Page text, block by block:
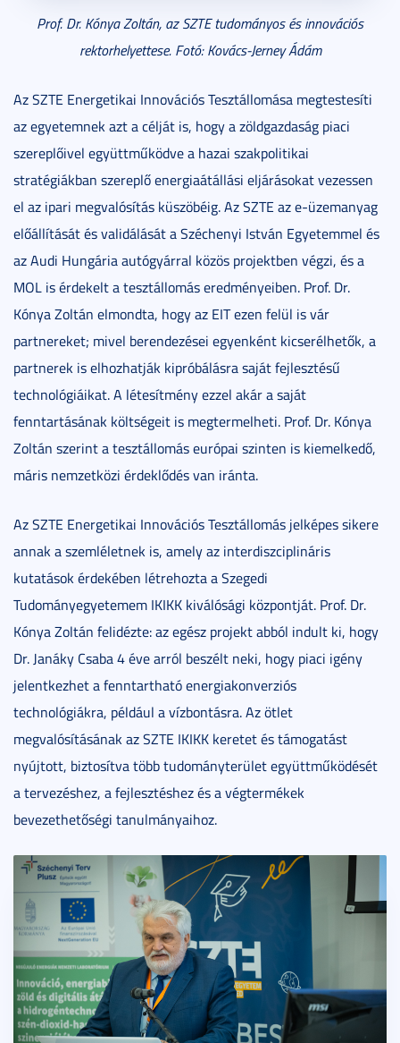
Prof. Dr. Kónya Zoltán, az SZTE tudományos és innovációs
rektorhelyettese. Fotó: Kovács-Jerney Ádám
Az SZTE Energetikai Innovációs Tesztállomása megtestesíti
az egyetemnek azt a célját is, hogy a zöldgazdaság piaci
szereplőivel együttműködve a hazai szakpolitikai
stratégiákban szereplő energiaátállási eljárásokat vezessen
el az ipari megvalósítás küszöbéig. Az SZTE az e-üzemanyag
előállítását és validálását a Széchenyi István Egyetemmel és
az Audi Hungária autógyárral közös projektben végzi, és a
MOL is érdekelt a tesztállomás eredményeiben. Prof. Dr.
Kónya Zoltán elmondta, hogy az EIT ezen felül is vár
partnereket; mivel berendezései egyenként kicserélhetők, a
partnerek is elhozhatják kipróbálásra saját fejlesztésű
technológiáikat. A létesítmény ezzel akár a saját
fenntartásának költségeit is megtermelheti. Prof. Dr. Kónya
Zoltán szerint a tesztállomás európai szinten is kiemelkedő,
máris nemzetközi érdeklődés van iránta.
Az SZTE Energetikai Innovációs Tesztállomás jelképes sikere
annak a szemléletnek is, amely az interdiszciplináris
kutatások érdekében létrehozta a Szegedi
Tudományegyetemem IKIKK kiválósági központját. Prof. Dr.
Kónya Zoltán felidézte: az egész projekt abból indult ki, hogy
Dr. Janáky Csaba 4 éve arról beszélt neki, hogy piaci igény
jelentkezhet a fenntartható energiakonverziós
technológiákra, például a vízbontásra. Az ötlet
megvalósításának az SZTE IKIKK keretet és támogatást
nyújtott, biztosítva több tudományterület együttműködését
a tervezéshez, a fejlesztéshez és a végtermékek
bevezethetőségi tanulmányaihoz.